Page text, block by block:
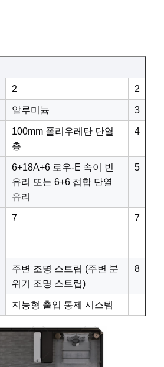
2 2
알루미늄 3
100mm 폴리우레탄 단열
층
4
6+18A+6 로우-E 속이 빈
유리 또는 6+6 접합 단열
유리
5
7 7
주변 조명 스트립 (주변 분
위기 조명 스트립)
8
지능형 출입 통제 시스템